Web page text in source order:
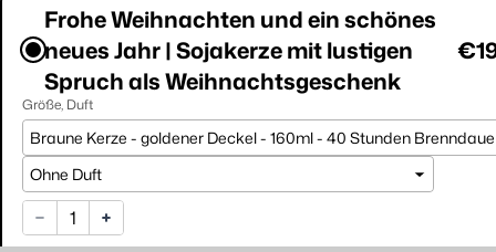
Frohe Weihnachten und ein schönes
neues Jahr | Sojakerze mit lustigen
Spruch als Weihnachtsgeschenk
Größe Duft